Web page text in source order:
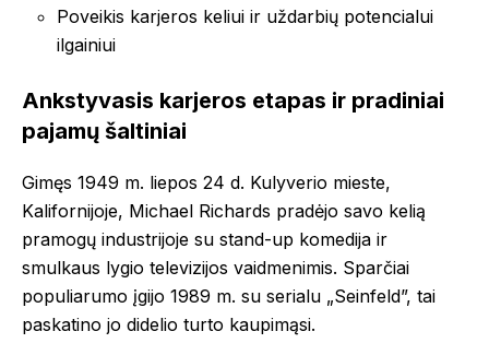
Poveikis karjeros keliui ir uždarbių potencialui
ilgainiui
Ankstyvasis karjeros etapas ir pradiniai
pajamų šaltiniai
Gimęs 1949 m. liepos 24 d. Kulyverio mieste,
Kalifornijoje, Michael Richards pradėjo savo kelią
pramogų industrijoje su stand-up komedija ir
smulkaus lygio televizijos vaidmenimis. Sparčiai
populiarumo įgijo 1989 m. su serialu „Seinfeld”, tai
paskatino jo didelio turto kaupimąsi.